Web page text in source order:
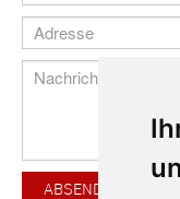
ABSENDEN